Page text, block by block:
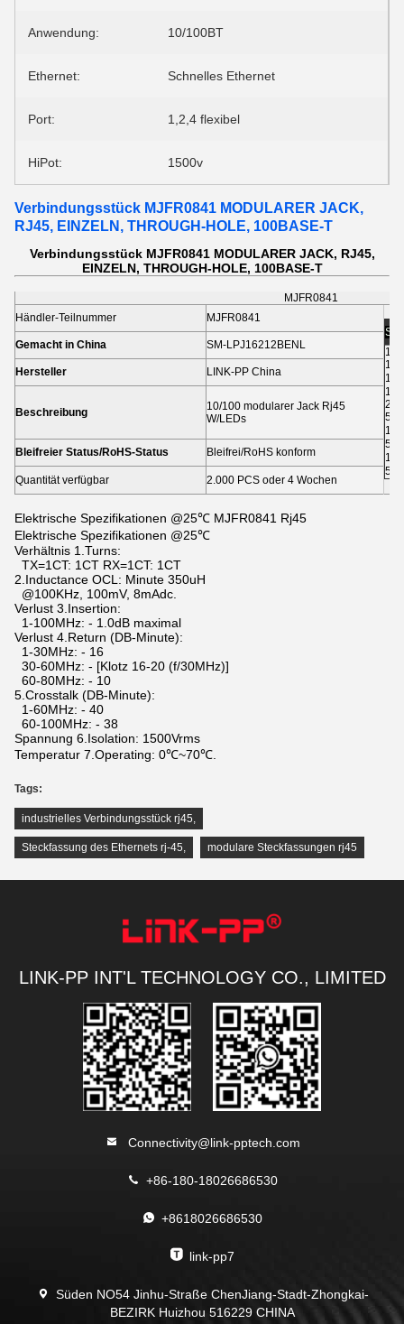
Anwendung: 10/100BT
Ethernet: Schnelles Ethernet
Port: 1,2,4 flexibel
HiPot: 1500v
Verbindungsstück MJFR0841 MODULARER JACK,
RJ45, EINZELN, THROUGH-HOLE, 100BASE-T
Verbindungsstück MJFR0841 MODULARER JACK, RJ45,
EINZELN, THROUGH-HOLE, 100BASE-T
MJFR0841
Händler-Teilnummer
MJFR0841
1-5
10-
Gemacht in China SM-LPJ16212BENL
Hersteller LINK-PP China
Beschreibung
10/100 modularer Jack Rj45
W/LEDs
Bleifreier Status/RoHS-Status Bleifrei/RoHS konform
Quantität verfügbar 2.000 PCS oder 4 Wochen
Elektrische Spezifikationen @25℃ MJFR0841 Rj45
Elektrische Spezifikationen @25℃
Verhältnis 1.Turns:
TX=1CT: 1CT RX=1CT: 1CT
2.Inductance OCL: Minute 350uH
@100KHz, 100mV, 8mAdc.
Verlust 3.Insertion:
1-100MHz: - 1.0dB maximal
Verlust 4.Return (DB-Minute):
1-30MHz: - 16
30-60MHz: - [Klotz 16-20 (f/30MHz)]
60-80MHz: - 10
5.Crosstalk (DB-Minute):
1-60MHz: - 40
60-100MHz: - 38
Spannung 6.Isolation: 1500Vrms
Temperatur 7.Operating: 0℃~70℃.
Tags:
industrielles Verbindungsstück rj45,
Steckfassung des Ethernets rj-45, modulare Steckfassungen rj45
LINK-PP INT'L TECHNOLOGY CO., LIMITED
Connectivity@link-pptech.com
+86-180-18026686530
+8618026686530
link-pp7
Süden NO54 Jinhu-Straße ChenJiang-Stadt-Zhongkai-
BEZIRK Huizhou 516229 CHINA